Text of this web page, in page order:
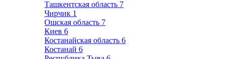
Ташкентская область 7
Чирчик 1
Ошская область 7
Киев 6
Костанайская область 6
Костанай 6